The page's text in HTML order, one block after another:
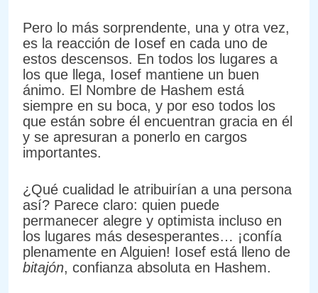
Pero lo más sorprendente, una y otra vez,
es la reacción de Iosef en cada uno de
estos descensos. En todos los lugares a
los que llega, Iosef mantiene un buen
ánimo. El Nombre de Hashem está
siempre en su boca, y por eso todos los
que están sobre él encuentran gracia en él
y se apresuran a ponerlo en cargos
importantes.
¿Qué cualidad le atribuirían a una persona
así? Parece claro: quien puede
permanecer alegre y optimista incluso en
los lugares más desesperantes… ¡confía
plenamente en Alguien! Iosef está lleno de
bitajón, confianza absoluta en Hashem.